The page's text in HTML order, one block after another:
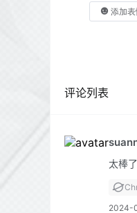
添加
评论列表
太棒了
2024-